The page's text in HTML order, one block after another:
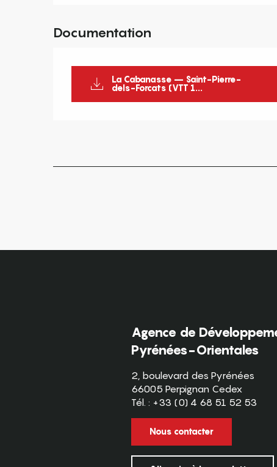
Documentation
La Cabanasse – Saint-Pierre-
dels-Forcats (VTT 1...
Agence de
Pyrénées-Orientales
2, boulevard des Pyrénées
66005 Perpignan Cedex
Tél. : +33 (0) 4 68 51 52 53
Nous contacter